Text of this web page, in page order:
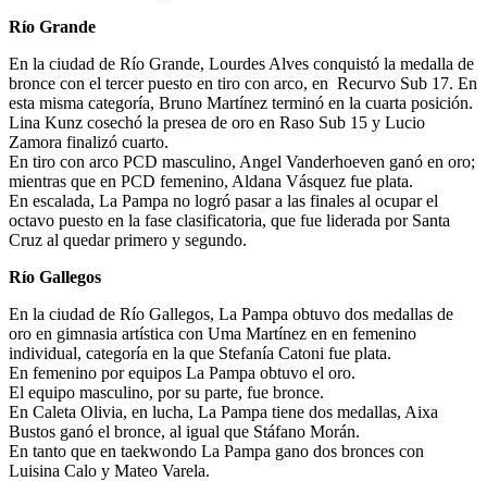
Río Grande
En la ciudad de Río Grande, Lourdes Alves conquistó la medalla de
bronce con el tercer puesto en tiro con arco, en Recurvo Sub 17. En
esta misma categoría, Bruno Martínez terminó en la cuarta posición.
Lina Kunz cosechó la presea de oro en Raso Sub 15 y Lucio
Zamora finalizó cuarto.
En tiro con arco PCD masculino, Angel Vanderhoeven ganó en oro;
mientras que en PCD femenino, Aldana Vásquez fue plata.
En escalada, La Pampa no logró pasar a las finales al ocupar el
octavo puesto en la fase clasificatoria, que fue liderada por Santa
Cruz al quedar primero y segundo.
Río Gallegos
En la ciudad de Río Gallegos, La Pampa obtuvo dos medallas de
oro en gimnasia artística con Uma Martínez en en femenino
individual, categoría en la que Stefanía Catoni fue plata.
En femenino por equipos La Pampa obtuvo el oro.
El equipo masculino, por su parte, fue bronce.
En Caleta Olivia, en lucha, La Pampa tiene dos medallas, Aixa
Bustos ganó el bronce, al igual que Stáfano Morán.
En tanto que en taekwondo La Pampa gano dos bronces con
Luisina Calo y Mateo Varela.